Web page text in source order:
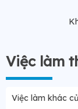
Việc làm
Việc làm khác